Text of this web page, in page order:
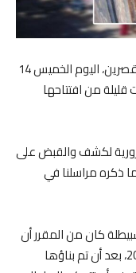
تعرضت مدرسة إعدادية في سبيطلة، ولاية القصرين، اليوم الخميس 14
قليلة من افتتاحها
لكشف والقبض على
ذكره مراسلنا في
كان من المقرر أن
تفتح أبوابها في الموسم الدراسي 2023-2024، بعد أن تم بناؤها